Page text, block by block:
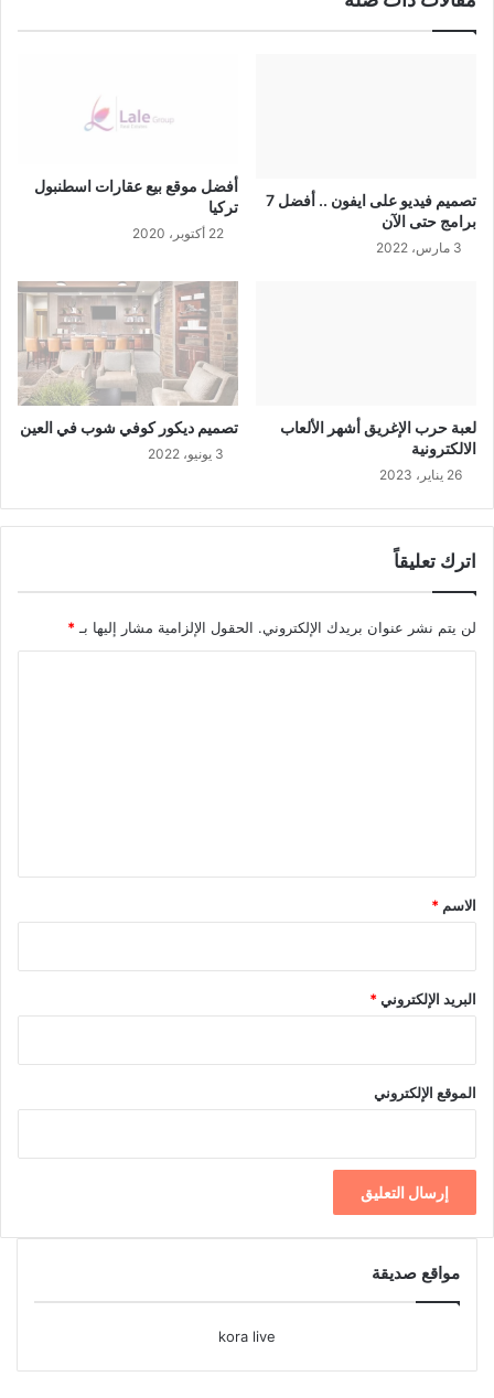
تصميم فيديو على ايفون .. أفضل 7
برامج حتى الآن
3 مارس، 2022
أفضل موقع بيع عقارات اسطنبول
تركيا
22 أكتوبر، 2020
لعبة حرب الإغريق أشهر الألعاب
الالكترونية
26 يناير، 2023
تصميم ديكور كوفي شوب في العين
3 يونيو، 2022
اترك تعليقاً
لن يتم نشر عنوان بريدك الإلكتروني. الحقول الإلزامية مشار إليها بـ *
*
الاسم *
البريد الإلكتروني*
الموقع الإلكتروني
مواقع صديقة
kora live